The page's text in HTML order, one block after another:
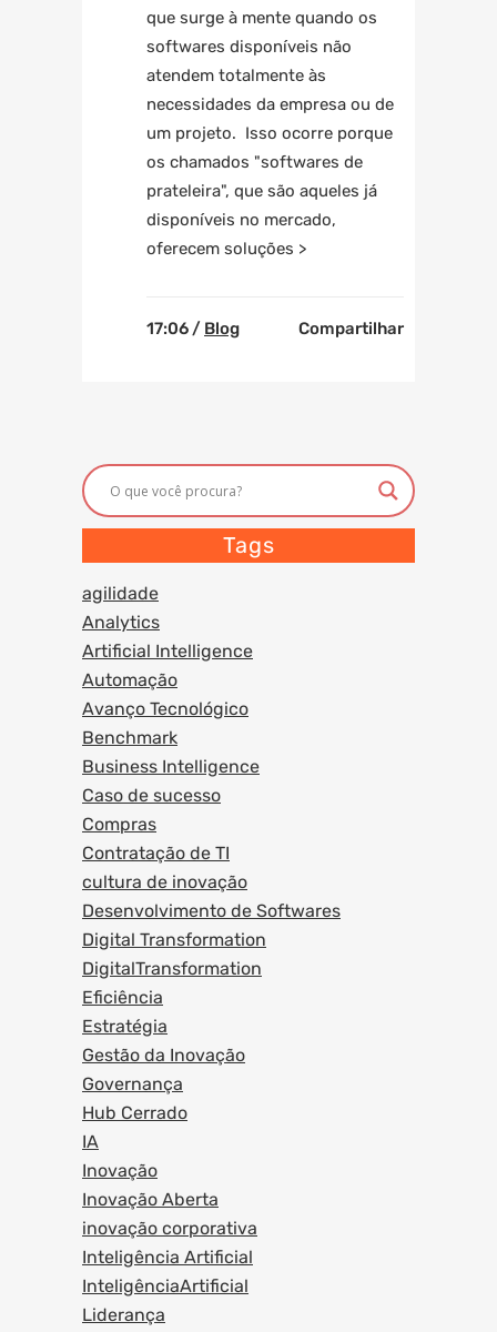
que surge à mente quando os
softwares disponíveis não
atendem totalmente às
necessidades da empresa ou de
um projeto. Isso ocorre porque
os chamados "softwares de
prateleira", que são aqueles já
disponíveis no mercado,
oferecem soluções >
17:06 / Blog Compartilhar
Tags
agilidade
Analytics
Artificial Intelligence
Automação
Avanço Tecnológico
Benchmark
Business Intelligence
Caso de sucesso
Compras
Contratação de TI
cultura de inovação
Desenvolvimento de Softwares
Digital Transformation
DigitalTransformation
Eficiência
Estratégia
Gestão da Inovação
Governança
Hub Cerrado
IA
Inovação
Inovação Aberta
inovação corporativa
Inteligência Artificial
InteligênciaArtificial
Liderança